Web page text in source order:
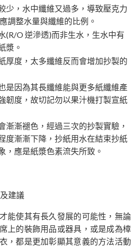
少，水中纖維又過多，導致壓克力
調整水量與纖維的比例。
(R/O 逆滲透)而非生水，生水中有
漿。
厚度，太多纖維反而會增加抄製的
是因為其長纖維能與更多紙纖維產
韌度，故切記勿以果汁機打製宣紙
漸漸褪色，經過三次的抄製實驗，
度漸漸下降，抄紙用水在結束抄紙
，應是紙漿色素流失所致。
建議
能使其有長久發展的可能性，無論
上的裝飾用品或器具，或是成為樟
，都是更加彰顯其意義的方法活動